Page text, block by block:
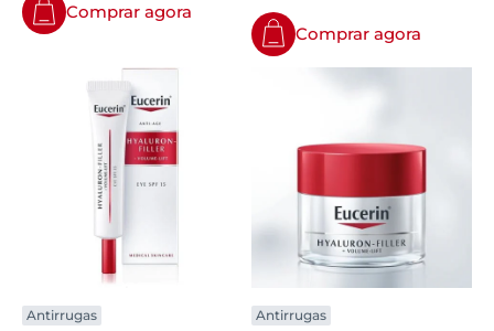
Comprar agora
Comprar agora
Antirrugas Antirrugas